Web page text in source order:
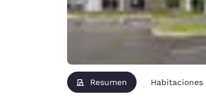
Resumen Habitaciones